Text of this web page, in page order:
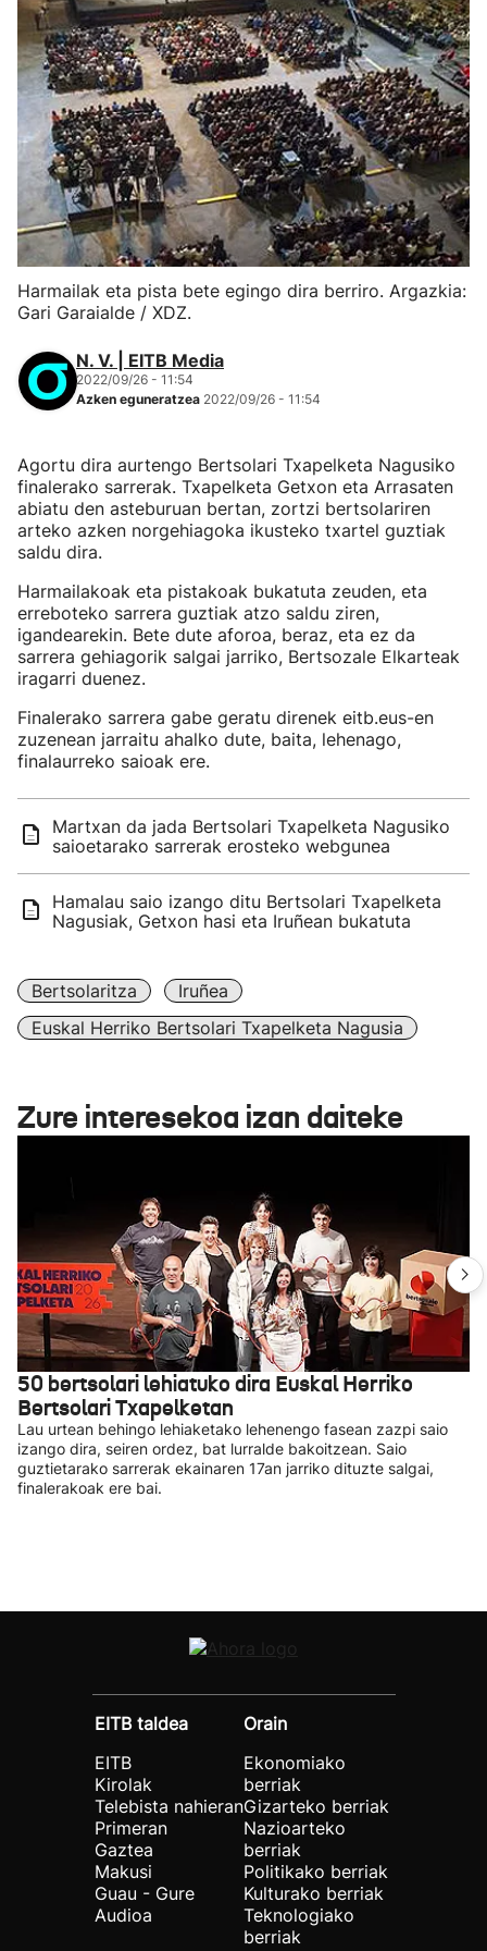
Harmailak eta pista bete egingo dira berriro. Argazkia:
Gari Garaialde / XDZ.
N. V. | EITB Media
2022/09/26 - 11:54
Azken eguneratzea 2022/09/26 - 11:54
Agortu dira aurtengo Bertsolari Txapelketa Nagusiko
finalerako sarrerak. Txapelketa Getxon eta Arrasaten
abiatu den asteburuan bertan, zortzi bertsolariren
arteko azken norgehiagoka ikusteko txartel guztiak
saldu dira.
Harmailakoak eta pistakoak bukatuta zeuden, eta
erreboteko sarrera guztiak atzo saldu ziren,
igandearekin. Bete dute aforoa, beraz, eta ez da
sarrera gehiagorik salgai jarriko, Bertsozale Elkarteak
iragarri duenez.
Finalerako sarrera gabe geratu direnek eitb.eus-en
zuzenean jarraitu ahalko dute, baita, lehenago,
finalaurreko saioak ere.
Martxan da jada Bertsolari Txapelketa Nagusiko
saioetarako sarrerak erosteko webgunea
Hamalau saio izango ditu Bertsolari Txapelketa
Nagusiak, Getxon hasi eta Iruñean bukatuta
Bertsolaritza
Iruñea
Euskal Herriko Bertsolari Txapelketa Nagusia
Zure interesekoa izan daiteke
50 bertsolari lehiatuko dira Euskal Herriko
Bertsolari Txapelketan
Lau urtean behingo lehiaketako lehenengo fasean zazpi saio
izango dira, seiren ordez, bat lurralde bakoitzean. Saio
guztietarako sarrerak ekainaren 17an jarriko dituzte salgai,
finalerakoak ere bai.
EITB taldea
EITB
Kirolak
Telebista nahieran
Primeran
Gaztea
Makusi
Guau - Gure
Audioa
Orain
Ekonomiako
berriak
Gizarteko berriak
Nazioarteko
berriak
Politikako berriak
Kulturako berriak
Teknologiako
berriak